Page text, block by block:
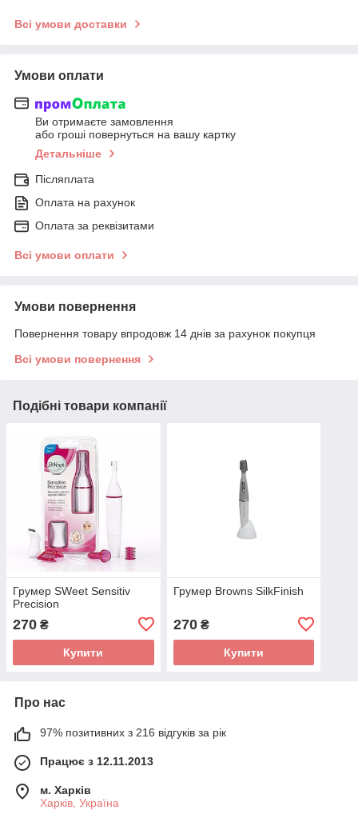
Всі умови доставки
Умови оплати
Ви отримаєте замовлення
або гроші повернуться на вашу картку
Детальніше
Післяплата
Оплата на рахунок
Оплата за реквізитами
Всі умови оплати
Умови повернення
Повернення товару впродовж 14 днів за рахунок покупця
Всі умови повернення
Подібні товари компанії
Грумер SWeet Sensitiv
Precision
270 ₴
Купити
Грумер Browns SilkFinish
270₴
Купити
Про нас
97% позитивних з 216 відгуків за рік
Працює з 12.11.2013
м. Харків
Харків, Україна